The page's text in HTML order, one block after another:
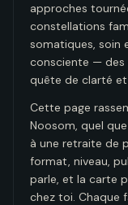
approches
constellations
somatiques, soin
consciente — des
quête de clarté
Cette page
Noosom, quel
à une retraite de
format, niveau,
parle, et la carte
chez toi. Chaque